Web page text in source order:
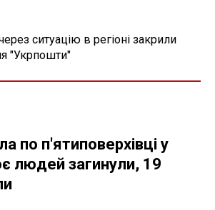
ситуацію в регіоні закрили
"Укрпошти"
по п'ятиповерхівці у
людей загинули, 19